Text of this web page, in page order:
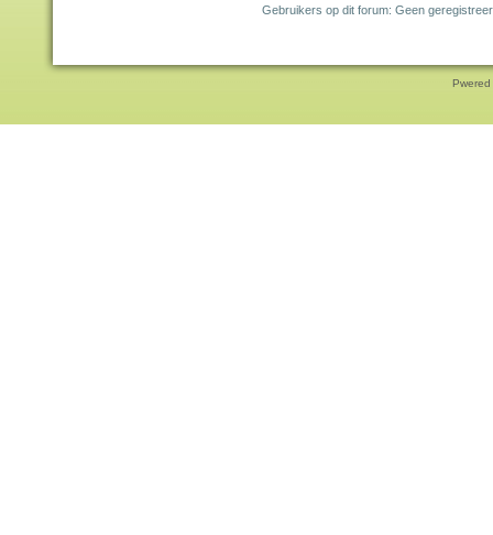
Gebruikers op dit forum: Geen